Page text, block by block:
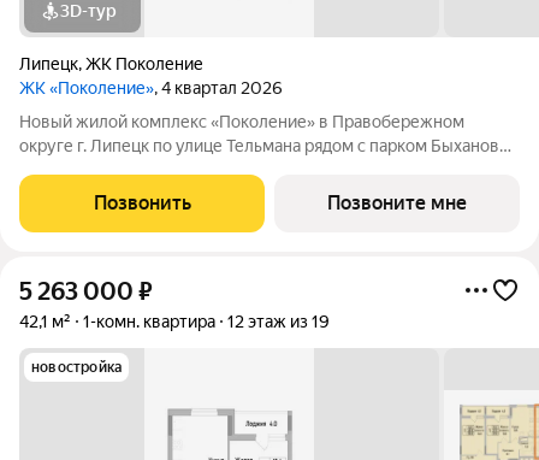
3D-тур
Липецк,ЖК Поколение
ЖК «Поколение», 4 квартал 2026
Новый жилой комплекс «Поколение» в Правобережном
округе г. Липецк по улице Тельмана рядом с парком Быханов
квартиры, семейные просторные 4
Позвонить Позвоните мне
5 263 000 ₽
42,1 м² 1-комн. квартира 12 этаж из 19
новостройка